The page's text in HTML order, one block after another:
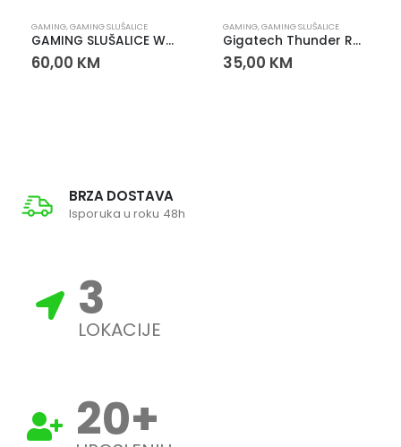
GAMING,GAMING SLUŠALICE
GAMING SLUŠALICE WHITE SHARK JAGUAR 7.1
60,00 KM
GAMING,GAMING SLUŠALICE
Gigatech Thunder RGB Gaming slušalice
35,00 KM
BRZA DOSTAVA
Isporuka u roku 48h
3
LOKACIJE
20+